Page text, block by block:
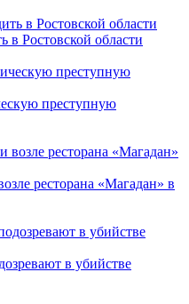
в Ростовской области
преступную
ресторана «Магадан» в
в убийстве